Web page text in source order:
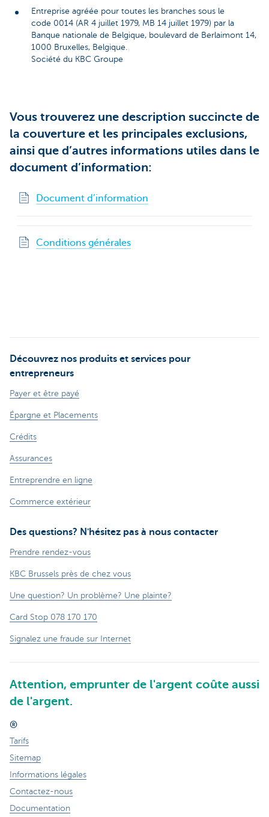
Entreprise agréée pour toutes les branches sous le
code 0014 (AR 4 juillet 1979, MB 14 juillet 1979) par la
Banque nationale de Belgique, boulevard de Berlaimont 14,
1000 Bruxelles, Belgique.
Société du KBC Groupe
Vous trouverez une description succincte de
la couverture et les principales exclusions,
ainsi que d’autres informations utiles dans le
document d’information:
Document d’information
Conditions générales
Découvrez nos produits et services pour
entrepreneurs
Payer et être payé
Épargne et Placements
Crédits
Assurances
Entreprendre en ligne
Commerce extérieur
Des questions? N'hésitez pas à nous contacter
Prendre rendez-vous
KBC Brussels près de chez vous
Une question? Un problème? Une plainte?
Card Stop 078 170 170
Signalez une fraude sur Internet
Attention, emprunter de l'argent coûte aussi
de l'argent.
®
Tarifs
Sitemap
Informations légales
Contactez-nous
Documentation